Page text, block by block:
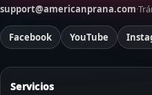
support@americanprana.com·
Facebook YouTube
Servicios